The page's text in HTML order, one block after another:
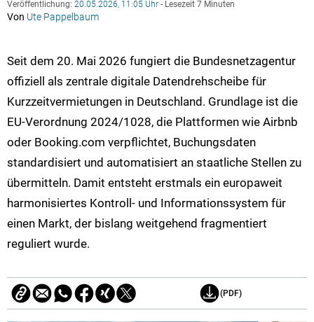
Veröffentlichung: 20.05.2026, 11:05 Uhr - Lesezeit 7 Minuten
Von Ute Pappelbaum
Seit dem 20. Mai 2026 fungiert die Bundesnetzagentur
offiziell als zentrale digitale Datendrehscheibe für
Kurzzeitvermietungen in Deutschland. Grundlage ist die
EU-Verordnung 2024/1028, die Plattformen wie Airbnb
oder Booking.com verpflichtet, Buchungsdaten
standardisiert und automatisiert an staatliche Stellen zu
übermitteln. Damit entsteht erstmals ein europaweit
harmonisiertes Kontroll- und Informationssystem für
einen Markt, der bislang weitgehend fragmentiert
reguliert wurde.
(PDF)